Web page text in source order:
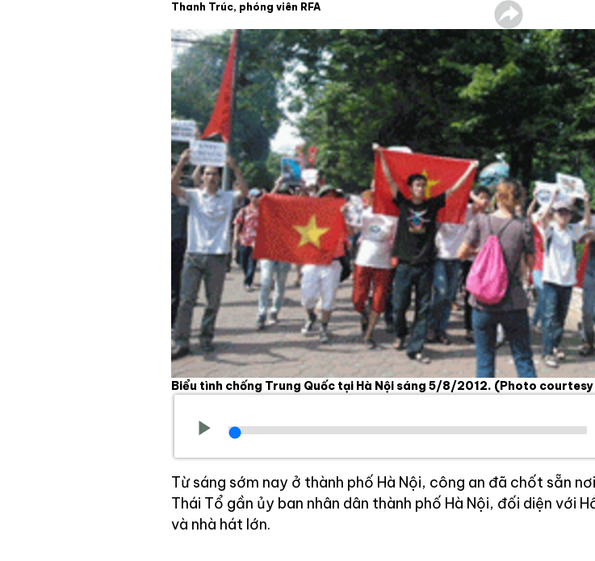
Thanh Trúc, phóng viên RFA
Biểu tình chống Trung Quốc tại Hà Nội sáng 5/8/2012. (Photo
Từ sáng sớm nay ở thành phố Hà Nội, công an đã chốt sẵn
Thái Tổ gần ủy ban nhân dân thành phố Hà Nội, đối diện với
và nhà hát lớn.